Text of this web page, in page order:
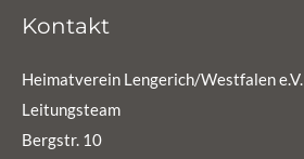
Kontakt
Heimatverein Lengerich/Westfalen e.V.
Leitungsteam
Bergstr. 10